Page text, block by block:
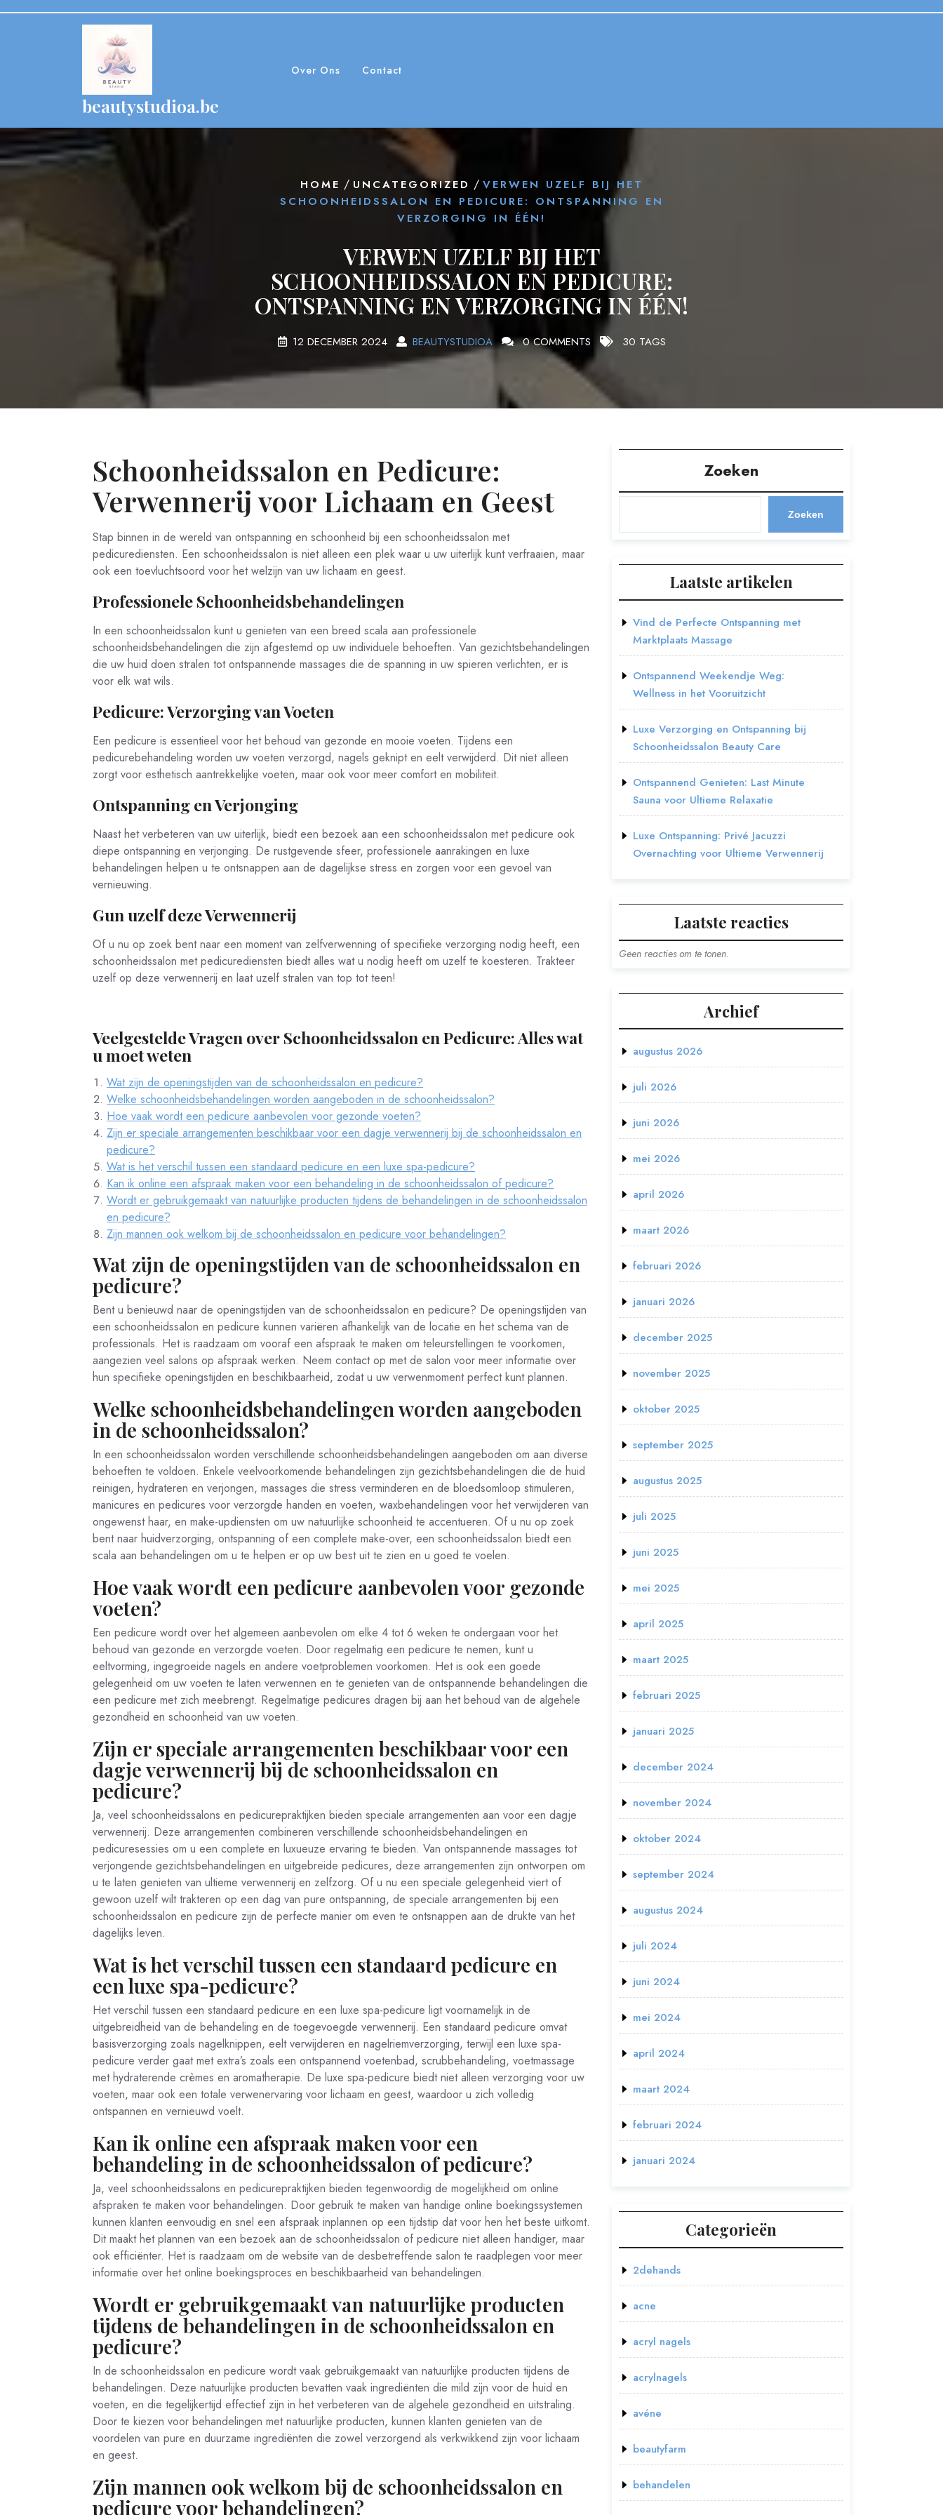
beautystudioa.be
Over Ons Contact
HOME / UNCATEGORIZED / VERWEN UZELF BIJ HET
SCHOONHEIDSSALON EN PEDICURE: ONTSPANNING EN
VERZORGING IN ÉÉN!
VERWEN UZELF BIJ HET
SCHOONHEIDSSALON EN PEDICURE:
ONTSPANNING EN VERZORGING IN ÉÉN!
12 DECEMBER 2024 BEAUTYSTUDIOA 0 COMMENTS 30 TAGS
Schoonheidssalon en Pedicure:
Verwennerij voor Lichaam en Geest
Stap binnen in de wereld van ontspanning en schoonheid bij een schoonheidssalon met
pedicurediensten. Een schoonheidssalon is niet alleen een plek waar u uw uiterlijk kunt verfraaien, maar
ook een toevluchtsoord voor het welzijn van uw lichaam en geest.
Professionele Schoonheidsbehandelingen
In een schoonheidssalon kunt u genieten van een breed scala aan professionele
schoonheidsbehandelingen die zijn afgestemd op uw individuele behoeften. Van gezichtsbehandelingen
die uw huid doen stralen tot ontspannende massages die de spanning in uw spieren verlichten, er is
voor elk wat wils.
Pedicure: Verzorging van Voeten
Een pedicure is essentieel voor het behoud van gezonde en mooie voeten. Tijdens een
pedicurebehandeling worden uw voeten verzorgd, nagels geknipt en eelt verwijderd. Dit niet alleen
zorgt voor esthetisch aantrekkelijke voeten, maar ook voor meer comfort en mobiliteit.
Ontspanning en Verjonging
Naast het verbeteren van uw uiterlijk, biedt een bezoek aan een schoonheidssalon met pedicure ook
diepe ontspanning en verjonging. De rustgevende sfeer, professionele aanrakingen en luxe
behandelingen helpen u te ontsnappen aan de dagelijkse stress en zorgen voor een gevoel van
vernieuwing.
Gun uzelf deze Verwennerij
Of u nu op zoek bent naar een moment van zelfverwenning of specifieke verzorging nodig heeft, een
schoonheidssalon met pedicurediensten biedt alles wat u nodig heeft om uzelf te koesteren. Trakteer
uzelf op deze verwennerij en laat uzelf stralen van top tot teen!
Veelgestelde Vragen over Schoonheidssalon en Pedicure: Alles wat
u moet weten
Wat zijn de openingstijden van de schoonheidssalon en pedicure?
Welke schoonheidsbehandelingen worden aangeboden in de schoonheidssalon?
Hoe vaak wordt een pedicure aanbevolen voor gezonde voeten?
Zijn er speciale arrangementen beschikbaar voor een dagje verwennerij bij de schoonheidssalon en
pedicure?
Wat is het verschil tussen een standaard pedicure en een luxe spa-pedicure?
Kan ik online een afspraak maken voor een behandeling in de schoonheidssalon of pedicure?
Wordt er gebruikgemaakt van natuurlijke producten tijdens de behandelingen in de schoonheidssalon
en pedicure?
Zijn mannen ook welkom bij de schoonheidssalon en pedicure voor behandelingen?
Wat zijn de openingstijden van de schoonheidssalon en
pedicure?
Bent u benieuwd naar de openingstijden van de schoonheidssalon en pedicure? De openingstijden van
een schoonheidssalon en pedicure kunnen variëren afhankelijk van de locatie en het schema van de
professionals. Het is raadzaam om vooraf een afspraak te maken om teleurstellingen te voorkomen,
aangezien veel salons op afspraak werken. Neem contact op met de salon voor meer informatie over
hun specifieke openingstijden en beschikbaarheid, zodat u uw verwenmoment perfect kunt plannen.
Welke schoonheidsbehandelingen worden aangeboden
in de schoonheidssalon?
In een schoonheidssalon worden verschillende schoonheidsbehandelingen aangeboden om aan diverse
behoeften te voldoen. Enkele veelvoorkomende behandelingen zijn gezichtsbehandelingen die de huid
reinigen, hydrateren en verjongen, massages die stress verminderen en de bloedsomloop stimuleren,
manicures en pedicures voor verzorgde handen en voeten, waxbehandelingen voor het verwijderen van
ongewenst haar, en make-updiensten om uw natuurlijke schoonheid te accentueren. Of u nu op zoek
bent naar huidverzorging, ontspanning of een complete make-over, een schoonheidssalon biedt een
scala aan behandelingen om u te helpen er op uw best uit te zien en u goed te voelen.
Hoe vaak wordt een pedicure aanbevolen voor gezonde
voeten?
Een pedicure wordt over het algemeen aanbevolen om elke 4 tot 6 weken te ondergaan voor het
behoud van gezonde en verzorgde voeten. Door regelmatig een pedicure te nemen, kunt u
eeltvorming, ingegroeide nagels en andere voetproblemen voorkomen. Het is ook een goede
gelegenheid om uw voeten te laten verwennen en te genieten van de ontspannende behandelingen die
een pedicure met zich meebrengt. Regelmatige pedicures dragen bij aan het behoud van de algehele
gezondheid en schoonheid van uw voeten.
Zijn er speciale arrangementen beschikbaar voor een
dagje verwennerij bij de schoonheidssalon en
pedicure?
Ja, veel schoonheidssalons en pedicurepraktijken bieden speciale arrangementen aan voor een dagje
verwennerij. Deze arrangementen combineren verschillende schoonheidsbehandelingen en
pedicuresessies om u een complete en luxueuze ervaring te bieden. Van ontspannende massages tot
verjongende gezichtsbehandelingen en uitgebreide pedicures, deze arrangementen zijn ontworpen om
u te laten genieten van ultieme verwennerij en zelfzorg. Of u nu een speciale gelegenheid viert of
gewoon uzelf wilt trakteren op een dag van pure ontspanning, de speciale arrangementen bij een
schoonheidssalon en pedicure zijn de perfecte manier om even te ontsnappen aan de drukte van het
dagelijks leven.
Wat is het verschil tussen een standaard pedicure en
een luxe spa-pedicure?
Het verschil tussen een standaard pedicure en een luxe spa-pedicure ligt voornamelijk in de
uitgebreidheid van de behandeling en de toegevoegde verwennerij. Een standaard pedicure omvat
basisverzorging zoals nagelknippen, eelt verwijderen en nagelriemverzorging, terwijl een luxe spa-
pedicure verder gaat met extra’s zoals een ontspannend voetenbad, scrubbehandeling, voetmassage
met hydraterende crèmes en aromatherapie. De luxe spa-pedicure biedt niet alleen verzorging voor uw
voeten, maar ook een totale verwenervaring voor lichaam en geest, waardoor u zich volledig
ontspannen en vernieuwd voelt.
Kan ik online een afspraak maken voor een
behandeling in de schoonheidssalon of pedicure?
Ja, veel schoonheidssalons en pedicurepraktijken bieden tegenwoordig de mogelijkheid om online
afspraken te maken voor behandelingen. Door gebruik te maken van handige online boekingssystemen
kunnen klanten eenvoudig en snel een afspraak inplannen op een tijdstip dat voor hen het beste uitkomt.
Dit maakt het plannen van een bezoek aan de schoonheidssalon of pedicure niet alleen handiger, maar
ook efficiënter. Het is raadzaam om de website van de desbetreffende salon te raadplegen voor meer
informatie over het online boekingsproces en beschikbaarheid van behandelingen.
Wordt er gebruikgemaakt van natuurlijke producten
tijdens de behandelingen in de schoonheidssalon en
pedicure?
In de schoonheidssalon en pedicure wordt vaak gebruikgemaakt van natuurlijke producten tijdens de
behandelingen. Deze natuurlijke producten bevatten vaak ingrediënten die mild zijn voor de huid en
voeten, en die tegelijkertijd effectief zijn in het verbeteren van de algehele gezondheid en uitstraling.
Door te kiezen voor behandelingen met natuurlijke producten, kunnen klanten genieten van de
voordelen van pure en duurzame ingrediënten die zowel verzorgend als verkwikkend zijn voor lichaam
en geest.
Zijn mannen ook welkom bij de schoonheidssalon en
pedicure voor behandelingen?
Zoeken
Zoeken
Laatste artikelen
Vind de Perfecte Ontspanning met
Marktplaats Massage
Ontspannend Weekendje Weg:
Wellness in het Vooruitzicht
Luxe Verzorging en Ontspanning bij
Schoonheidssalon Beauty Care
Ontspannend Genieten: Last Minute
Sauna voor Ultieme Relaxatie
Luxe Ontspanning: Privé Jacuzzi
Overnachting voor Ultieme Verwennerij
Laatste reacties
Geen reacties om te tonen.
Archief
augustus 2026
juli 2026
juni 2026
mei 2026
april 2026
maart 2026
februari 2026
januari 2026
december 2025
november 2025
oktober 2025
september 2025
augustus 2025
juli 2025
juni 2025
mei 2025
april 2025
maart 2025
februari 2025
januari 2025
december 2024
november 2024
oktober 2024
september 2024
augustus 2024
juli 2024
juni 2024
mei 2024
april 2024
maart 2024
februari 2024
januari 2024
Categorieën
2dehands
acne
acryl nagels
acrylnagels
avéne
beautyfarm
behandelen